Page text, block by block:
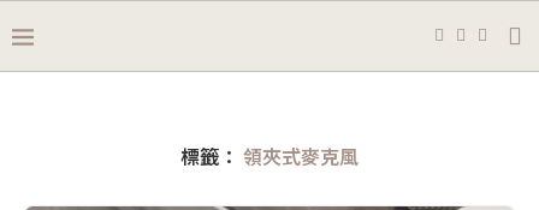
標籤： 領夾式麥克風